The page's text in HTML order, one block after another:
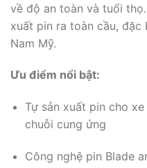
về độ an toàn và tuổi
xuất pin ra toàn cầu,
Nam Mỹ.
Ưu điểm nổi bật:
Tự sản xuất pin cho
chuỗi cung ứng
Công nghệ pin Blade